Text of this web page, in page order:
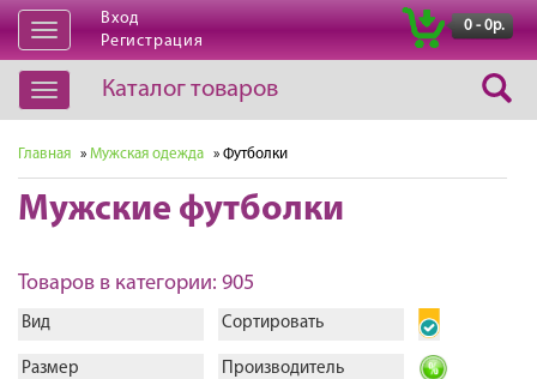
Открыть
навигацию
Вход
Регистрация
0 - 0р.
Открыть
навигацию
Каталог товаров
Главная » Мужская одежда » Футболки
Мужские футболки
Товаров в категории: 905
Вид Сортировать
Размер Производитель